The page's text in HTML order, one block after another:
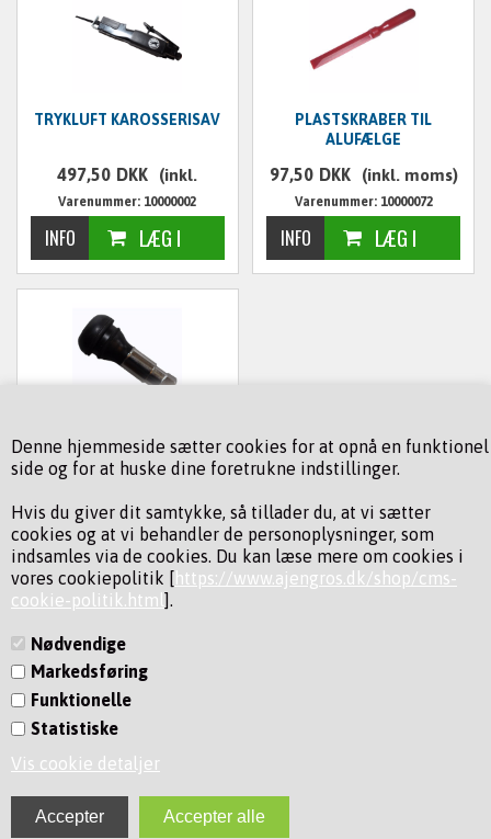
Denne hjemmeside sætter cookies for at opnå en funktionel
side og for at huske dine foretrukne indstillinger.
Hvis du giver dit samtykke, så tillader du, at vi sætter
cookies og at vi behandler de personoplysninger, som
indsamles via de cookies. Du kan læse mere om cookies i
vores cookiepolitik [https://www.ajengros.dk/shop/cms-
cookie-politik.html ].
Nødvendige
Markedsføring
Funktionelle
Statistiske
Vis cookie detaljer
TRYKLUFT KAROSSERISAV
497,50 DKK (inkl.
moms)
Varenummer: 10000002
PLASTSKRABER TIL
ALUFÆLGE
97,50 DKK (inkl. moms)
Varenummer: 10000072
VENTIL CROME 28 MM
Varenummer: 10000415
KONTAKT
INFORMATION
NYHEDSBREV